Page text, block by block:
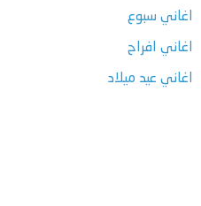
اغاني سبوع
اغاني افراح
اغاني عيد ميلاد